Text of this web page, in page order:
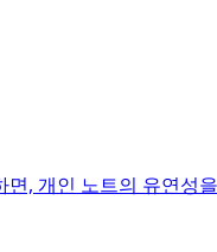
, 개인 노트의 유연성